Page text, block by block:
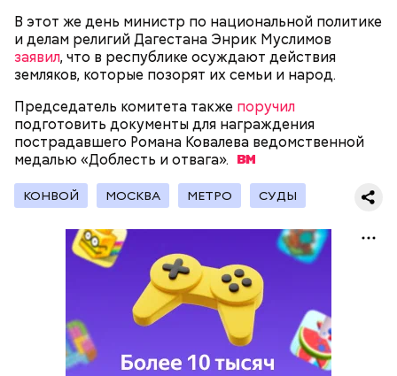
В этот же день министр по национальной политике
и делам религий Дагестана Энрик Муслимов
заявил, что в республике осуждают действия
земляков, которые позорят их семьи и народ.
Председатель комитета также поручил
подготовить документы для награждения
пострадавшего Романа Ковалева ведомственной
медалью «Доблесть иотвага».
КОНВОЙ МОСКВА МЕТРО СУДЫ
Следователи Оренбургской областизадержали
троих продавцов поддельной алкогольной
отравились люди. Об этом в пятницу, 8 октября,
сообщили в пресс-службе регионального СУ СК РФ.
Днем 6 октября в районе метро «Сухаревская»
месяцев этого года количество погибших в ДТП в
столице снизилось на девять процентов. Всего за
январь–август 2021 года в авариях на территории
Москвы погибло 200 человек.